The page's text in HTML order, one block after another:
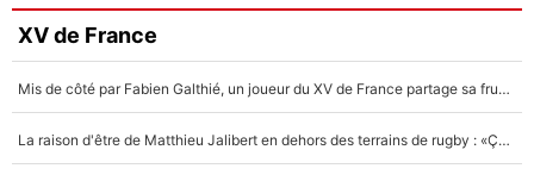
XV de France
Mis de côté par Fabien Galthié, un joueur du XV de France partage sa frustration : «ils ne me l’ont pas dit tout de suite»
La raison d'être de Matthieu Jalibert en dehors des terrains de rugby : «Ça m'atteint autant que si tu touches à un membre de ma famille»